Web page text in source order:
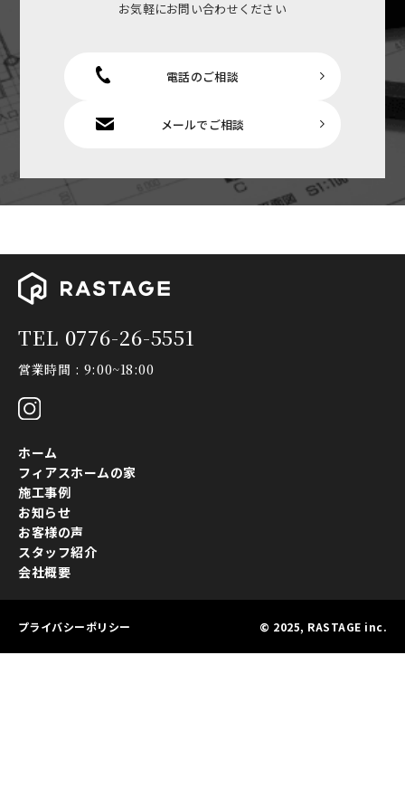
お気軽にお問い合わせください
電話のご相談
メールでご相談
TEL 0776-26-5551
営業時間 : 9:00~18:00
ホーム
フィアスホームの家
施工事例
お知らせ
お客様の声
スタッフ紹介
会社概要
プライバシーポリシー © 2025, RASTAGE inc.